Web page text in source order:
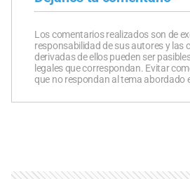
Los comentarios realizados son de
responsabilidad de sus autores y las
derivadas de ellos pueden ser
legales que correspondan. Evitar
que no respondan al tema abordado